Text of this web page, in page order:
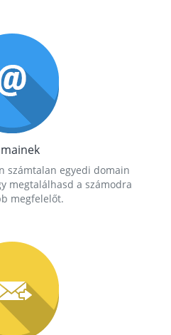
számtalan egyedi domain
megtalálhasd a számodra
megfelelőt.